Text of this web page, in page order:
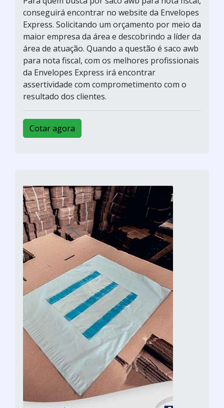
conseguirá encontrar no website da Envelopes
Express. Solicitando um orçamento por meio da
maior empresa da área e descobrindo a líder da
área de atuação. Quando a questão é saco awb
para nota fiscal, com os melhores profissionais
da Envelopes Express irá encontrar
assertividade com comprometimento com o
resultado dos clientes.
Cotar agora